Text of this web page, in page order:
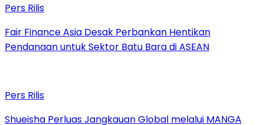
Pers Rilis
Fair Finance Asia Desak Perbankan Hentikan
Pendanaan untuk Sektor Batu Bara di ASEAN
Pers Rilis
Shueisha Perluas Jangkauan Global melalui MANGA